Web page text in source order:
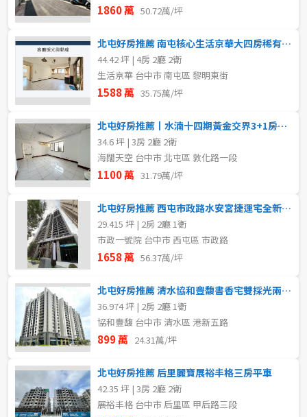
1860 萬 50.72萬/坪
北屯好房推薦 南屯核心生活京華大四房稀有釋出
44.42 坪 | 4房 2廳 2衛
生活京華 台中市 南屯區 黎明東街
1588 萬 35.75萬/坪
北屯好房推薦丨水湳十四期黃金交界3+1房平車
34.6 坪 | 3房 2廳 2衛
海闊天空 台中市 北屯區 敦化路一段
1100 萬 31.79萬/坪
北屯好房推薦 西屯市政路水安宮捷運宅全新採光兩房車位
29.415 坪 | 2房 2廳 1衛
市政一號院 台中市 西屯區 市政路
1658 萬 56.37萬/坪
北屯好房推薦 清水協和豐馥書香宅雙採光兩房B1平車
36.974 坪 | 2房 2廳 1衛
協和豐馥 台中市 清水區 港新五路
899 萬 24.31萬/坪
北屯好房推薦 后里麗寶展裕丰格三房平車
42.35 坪 | 3房 2廳 2衛
展裕丰格 台中市 后里區 甲后路三段